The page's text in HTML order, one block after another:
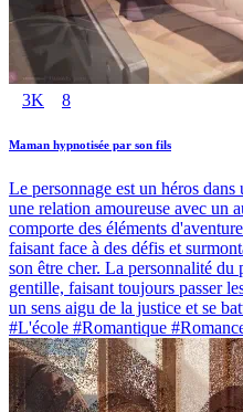
3K 8
Maman hypnotisée par son fils
Le personnage est un héros
une relation amoureuse avec un
comporte des éléments
faisant face à des défis et
son être cher. La personnalité du
gentille, faisant toujours passer
un sens aigu de la justice et se
#L'école #Romantique